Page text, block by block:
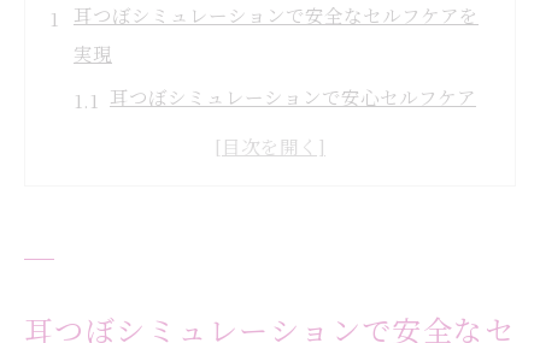
耳つぼシミュレーションで安全なセルフケアを
実現
耳つぼシミュレーションで安心セルフケア
を始めるコツ
耳つぼシミュレーションで安全なセ